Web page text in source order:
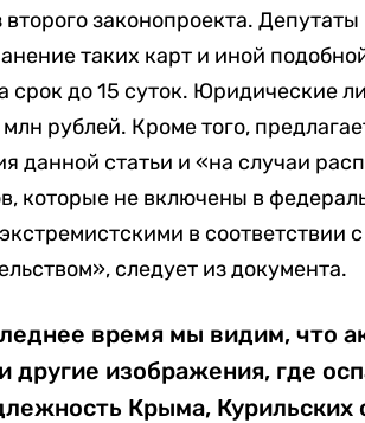
второго законопроекта.
таких карт и иной
срок до 15 суток. Юридические
рублей. Кроме того,
данной статьи и «на случаи
которые не включены в
в соответствии
следует из документа.
время мы видим, что
другие изображения, где
Крыма, Курильских